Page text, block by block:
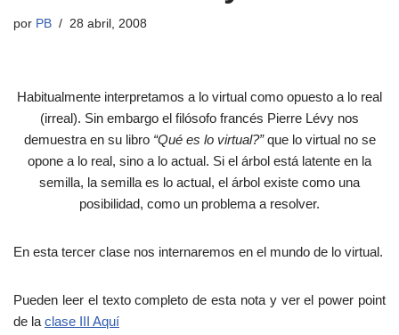
por PB 28 abril, 2008
Habitualmente interpretamos a lo virtual como opuesto a lo real
(irreal). Sin embargo el filósofo francés Pierre Lévy nos
demuestra en su libro“Qué es lo virtual?”que lo virtual no se
opone a lo real, sino a lo actual. Si el árbol está latente en la
semilla, la semilla es lo actual, el árbol existe como una
posibilidad, como un problema a resolver.
En esta tercer clase nos internaremos en el mundo de lo virtual.
Pueden leer el texto completo de esta nota y ver el power point
de la clase III Aquí